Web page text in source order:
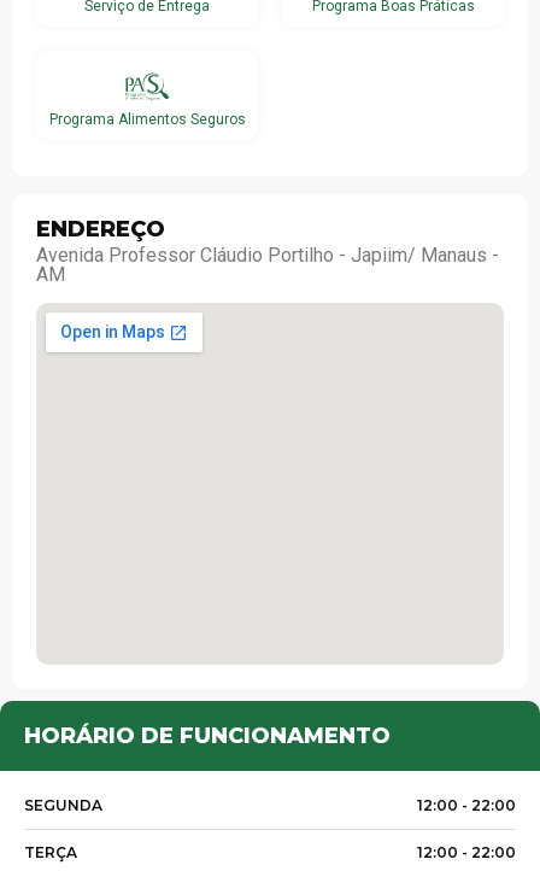
Serviço de Entrega Programa Boas Práticas
Programa Alimentos Seguros
ENDEREÇO
Avenida Professor Cláudio Portilho - Japiim/ Manaus -
AM
HORÁRIO DE FUNCIONAMENTO
SEGUNDA 12:00 - 22:00
TERÇA 12:00 - 22:00